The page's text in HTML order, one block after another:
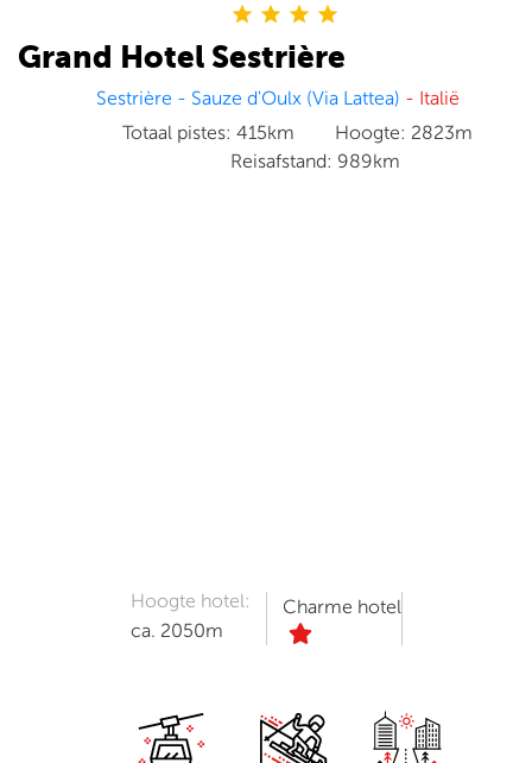
star star star star
Grand Hotel Sestrière
Sestrière - Sauze d'Oulx (Via Lattea) - Italië
Totaal pistes: 415km Hoogte: 2823m
Reisafstand: 989km
Hoogte hotel:
ca. 2050m
Charme hotel